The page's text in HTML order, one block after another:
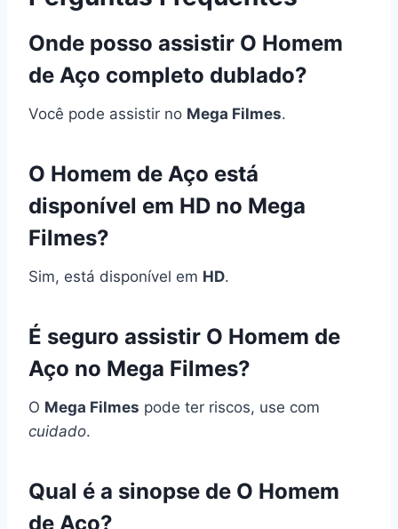
Onde posso assistir O Homem
de Aço completo dublado?
Você pode assistir no Mega Filmes.
O Homem de Aço está
disponível em HD no Mega
Filmes?
Sim, está disponível em HD.
É seguro assistir O Homem de
Aço no Mega Filmes?
O Mega Filmes pode ter riscos, use com
cuidado.
Qual é a sinopse de O Homem
de Aço?